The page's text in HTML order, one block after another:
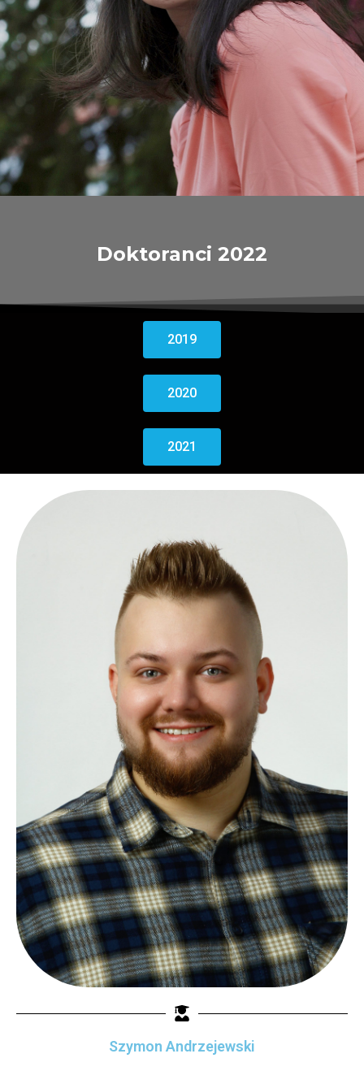
Doktoranci 2022
2019
2020
2021
Szymon Andrzejewski